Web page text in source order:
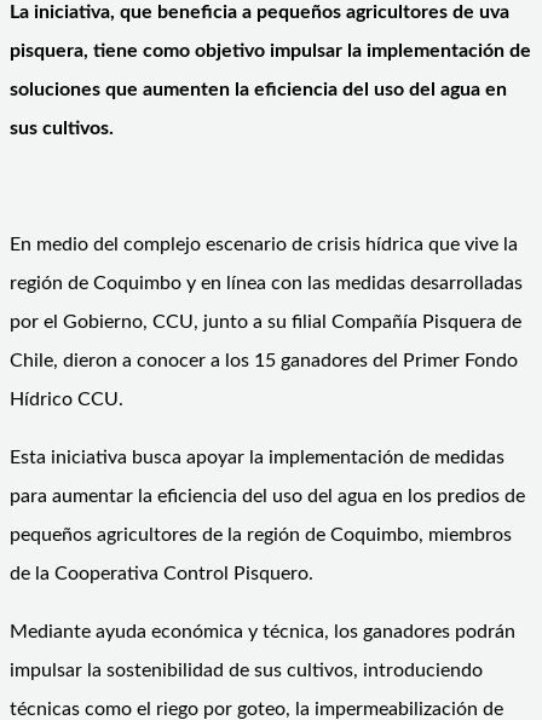
La iniciativa, que beneficia a pequeños agricultores de uva
pisquera, tiene como objetivo impulsar la implementación de
soluciones que aumenten la eficiencia del uso del agua en
sus cultivos.
En medio del complejo escenario de crisis hídrica que vive la
región de Coquimbo y en línea con las medidas desarrolladas
por el Gobierno, CCU, junto a su filial Compañía Pisquera de
Chile, dieron a conocer a los 15 ganadores del Primer Fondo
Hídrico CCU.
Esta iniciativa busca apoyar la implementación de medidas
para aumentar la eficiencia del uso del agua en los predios de
pequeños agricultores de la región de Coquimbo, miembros
de la Cooperativa Control Pisquero.
Mediante ayuda económica y técnica, los ganadores podrán
impulsar la sostenibilidad de sus cultivos, introduciendo
técnicas como el riego por goteo, la impermeabilización de